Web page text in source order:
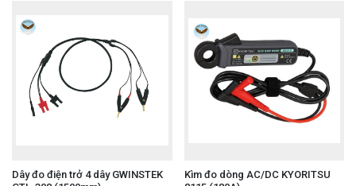
Dây đo điện trở 4 dây GWINSTEK
Kìm đo dòng AC/DC KYORITSU